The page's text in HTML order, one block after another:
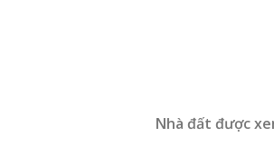
Nhà đất được